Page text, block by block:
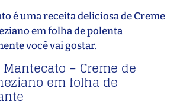
é uma receita deliciosa de Creme
em folha de polenta
você vai gostar.
– Creme de
em folha de